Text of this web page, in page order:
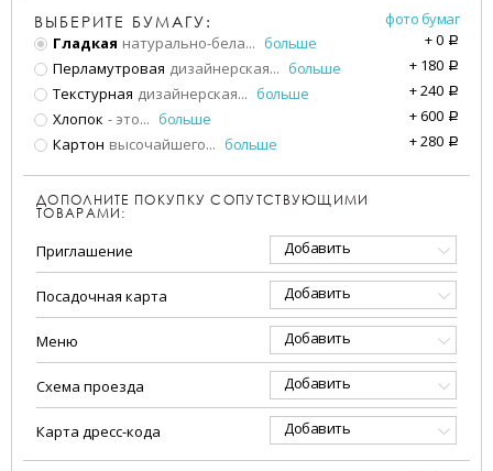
ВЫБЕРИТЕ БУМАГУ:
фото бумаг
Гладкая натурально-бела... больше +0 a
Перламутровая дизайнерская... больше + 180 a
Текстурная дизайнерская... больше +240 a
Хлопок - это... больше +600 a
Картон высочайшего... больше +280 a
ДОПОЛНИТЕ ПОКУПКУ СОПУТСТВУЮЩИМИ
ТОВАРАМИ:
Приглашение Добавить
Посадочная карта Добавить
Меню Добавить
Схема проезда Добавить
Карта дресс-кода Добавить